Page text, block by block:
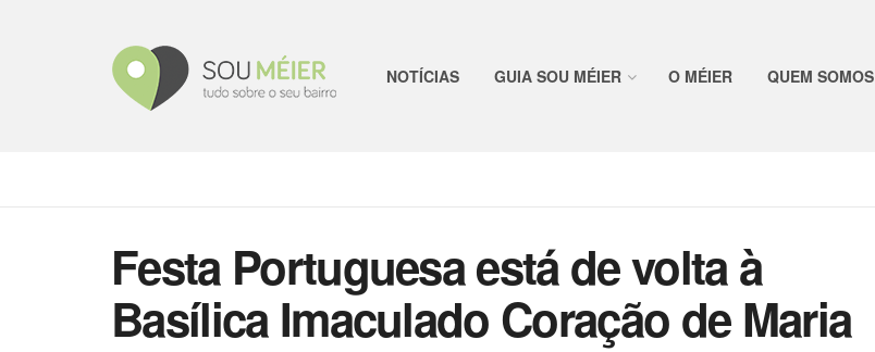
NOTÍCIAS GUIA SOU MÉIER O MÉIER QUEM SOMOS
Festa Portuguesa está de volta à
Basílica Imaculado Coração de Maria